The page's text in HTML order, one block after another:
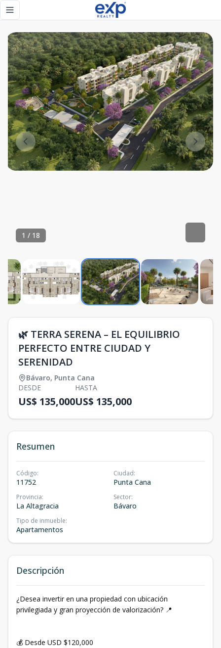
Toggle navigation menu
1 / 18
🌿 TERRA SERENA – EL EQUILIBRIO
PERFECTO ENTRE CIUDAD Y
SERENIDAD
Bávaro, Punta Cana
DESDE
US$ 135,000
HASTA
US$ 135,000
Resumen
Código:
11752
Ciudad:
Punta Cana
Provincia:
La Altagracia
Sector:
Bávaro
Tipo de inmueble:
Apartamentos
Descripción
¿Desea invertir en una propiedad con ubicación
privilegiada y gran proyección de valorización? 📍
💰 Desde USD $120,000
🌿 TERRA SERENA – EL EQUILIBRIO PERFECTO ENTRE